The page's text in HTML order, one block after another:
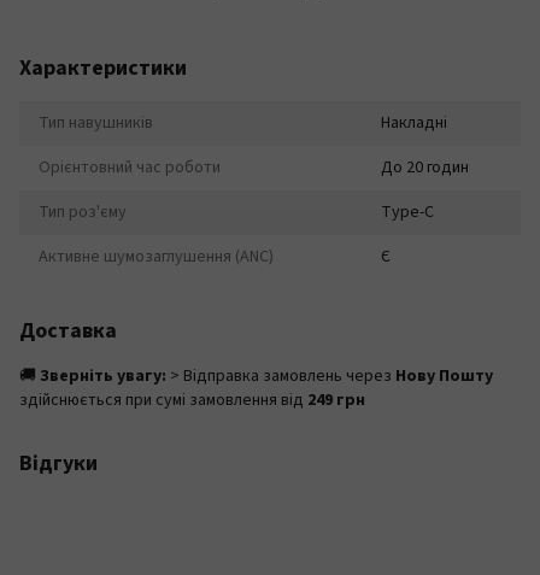
Характеристики
Тип навушників
Накладні
Орієнтовний час роботи
До 20 годин
Тип роз'єму
Type-C
Активне шумозаглушення (ANC)
Є
Доставка
🚚 Зверніть увагу: > Відправка замовлень через Нову Пошту
здійснюється при сумі замовлення від 249 грн
Відгуки